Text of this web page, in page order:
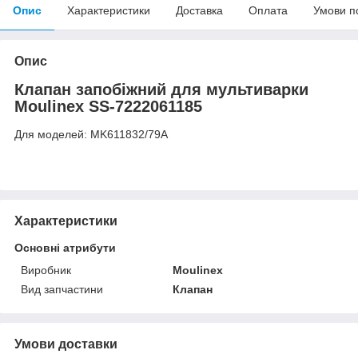
Опис Характеристики Доставка Оплата Умови
Опис
Клапан запобіжний для мультиварки
Moulinex SS-7222061185
Для моделей: MK611832/79A
Характеристики
Основні атрибути
Виробник
Moulinex
Вид запчастини
Клапан
Умови доставки